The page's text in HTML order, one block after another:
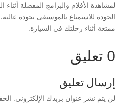
لمشاهدة الأفلام والبرامج المفضلة
الجودة للاستمتاع بالموسيقى بجودة
ممتعة أثناء رحلتك في السيارة.
0 تعليق
إرسال تعليق
لن يتم نشر عنوان بريدك الإلكتروني.